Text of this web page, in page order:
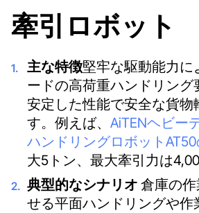
牽引ロボット
主な特徴堅牢な駆動能力に
ードの高荷重ハンドリング
安定した性能で安全な貨物
す。例えば、AiTENヘビー
ハンドリングロボットAT50
大5トン、最大牽引力は
典型的なシナリオ倉庫の
せる平面ハンドリングや作